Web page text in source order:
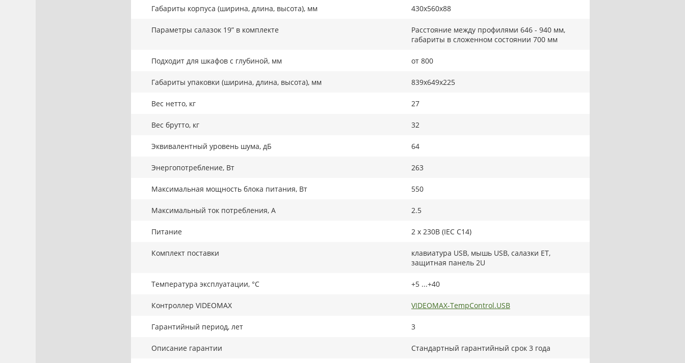
Габариты корпуса (ширина, длина, высота), мм 430x560x88
Параметры салазок 19” в комплекте
Расстояние между профилями 646 - 940 мм,
габариты в сложенном состоянии 700 мм
Подходит для шкафов с глубиной, мм от 800
Габариты упаковки (ширина, длина, высота), мм 839x649x225
Вес нетто, кг 27
Вес брутто, кг 32
Эквивалентный уровень шума, дБ 64
Энергопотребление, Вт 263
Максимальная мощность блока питания, Вт 550
Максимальный ток потребления, А 2.5
Питание 2 x 230В (IEC C14)
Комплект поставки
клавиатура USB, мышь USB, салазки ET,
защитная панель 2U
Температура эксплуатации, °C +5 ...+40
Контроллер VIDEOMAX VIDEOMAX-TempControl.USB
Гарантийный период, лет 3
Описание гарантии Стандартный гарантийный срок 3 года